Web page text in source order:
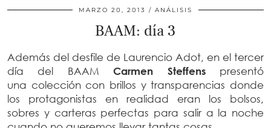
MARZO 20, 2013 ANÁLISIS
BAAM: día 3
Además del desfile de Laurencio Adot, en el tercer
día del BAAMCarmen Steffenspresentó
una colección con brillos y transparencias donde
los protagonistas en realidad eran los bolsos,
sobres y carteras perfectas para salir a la noche